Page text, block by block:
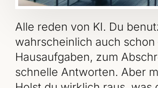
Alle reden von KI. Du
wahrscheinlich auch schon
Hausaufgaben, zum
schnelle Antworten. Aber